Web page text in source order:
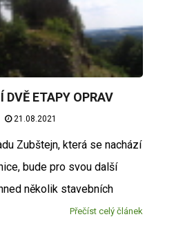
ETAPY OPRAV
21.08.2021
Zubštejn, která se nachází
bude pro svou další
několik stavebních
Přečíst celý článek